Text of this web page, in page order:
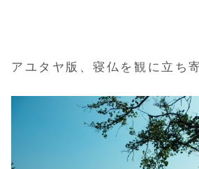
アユタヤ版、寝仏を観に立ち